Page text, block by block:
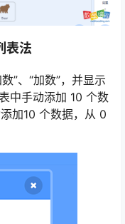
表法
”、“加数”，并显示
中手动添加 10 个数
加10 个数据，从 0